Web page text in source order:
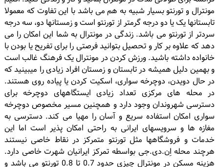
مونترال و تورنتو بسیار شبیه به هم می باشد با این تفاوت که معمولا
تابستانها یک یا دو درجه گرمتر از تورنتو است و زمستانها دو، سه درجه
سردتر از تورنتو می باشد. زندگی در مونترال به شما این امکان را می
دهد که علاوه بر کار و تحصیل بتوانید فرصتی را برای تفریح یا بودن با
خانواده داشته باشید. ورزش کردن در مونترال یک فرهنگ غالب است
و بهمین دلیل همیشه در تابستان و زمستان افراد زیادی را میبینید که
در حال دویدن، دوچرخه سواری، اسکیت کردن یا پیاده روی هستند.
در محله های مرکزی تعداد زیادی ایستگاههای دوچرخه برای
دسترسی شهروندان وجود دارد و همچنین مسیر مخصوص دوچرخه
سواری امکان استفاده سریع و آسان را مهیا می کند. دسترسی به
مغازه ها و سرویسهای ایرانی به راحتی امکان پذیر است اما این
خدمات و فروشگاهها مثل تورنتو متمرکز در نقاط خاصی نیستند
هرچند محله اِن.دی.جی بواسطه تمرکز ایرانیان شهرت خاصی دارد.
هزینه مسکن در مونترال چیزی حدود 0.7 تا 0.8 تورنتو می باشد و